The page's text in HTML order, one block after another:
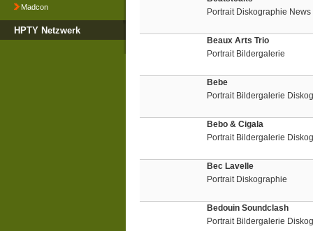
Madcon
HPTY Netzwerk
Portrait Diskographie News
Beaux Arts Trio
Portrait Bildergalerie
Bebe
Portrait Bildergalerie
Bebo & Cigala
Portrait Bildergalerie
Bec Lavelle
Portrait Diskographie
Bedouin Soundclash
Portrait Bildergalerie